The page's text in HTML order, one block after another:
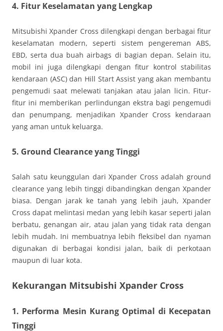
4. Fitur Keselamatan yang Lengkap
Mitsubishi Xpander Cross dilengkapi dengan berbagai fitur
keselamatan modern, seperti sistem pengereman ABS,
EBD, serta dua buah airbags di bagian depan. Selain itu,
mobil ini juga dilengkapi dengan fitur kontrol stabilitas
kendaraan (ASC) dan Hill Start Assist yang akan membantu
pengemudi saat melewati tanjakan atau jalan licin. Fitur-
fitur ini memberikan perlindungan ekstra bagi pengemudi
dan penumpang, menjadikan Xpander Cross kendaraan
yang aman untuk keluarga.
5. Ground Clearance yang Tinggi
Salah satu keunggulan dari Xpander Cross adalah ground
clearance yang lebih tinggi dibandingkan dengan Xpander
biasa. Dengan jarak ke tanah yang lebih jauh, Xpander
Cross dapat melintasi medan yang lebih kasar seperti jalan
berbatu, genangan air, atau jalan yang tidak rata dengan
lebih mudah. Ini membuatnya lebih fleksibel dan nyaman
digunakan di berbagai kondisi jalan, baik di perkotaan
maupun di luar kota.
Kekurangan Mitsubishi Xpander Cross
1. Performa Mesin Kurang Optimal di Kecepatan
Tinggi